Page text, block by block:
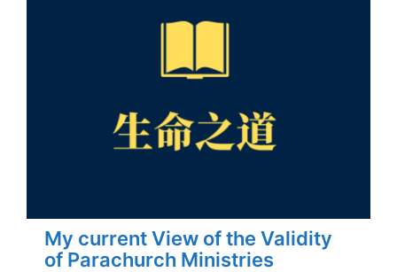
My current View of the Validity
of Parachurch Ministries